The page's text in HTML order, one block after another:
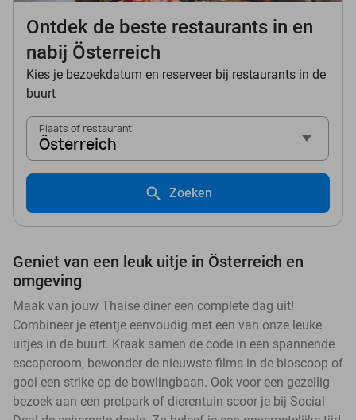
Ontdek de beste restaurants in en
nabij Österreich
Kies je bezoekdatum en reserveer bij restaurants in de
buurt
Plaats of restaurant
Österreich
Zoeken
Geniet van een leuk uitje in Österreich en
omgeving
Maak van jouw Thaise diner een complete dag uit!
Combineer je etentje eenvoudig met een van onze leuke
uitjes in de buurt. Kraak samen de code in een spannende
escaperoom, bewonder de nieuwste films in de bioscoop of
gooi een strike op de bowlingbaan. Ook voor een gezellig
bezoek aan een pretpark of dierentuin scoor je bij Social